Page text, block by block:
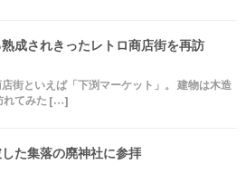
熟成されきったレトロ商店街を再訪
街といえば「下渕マーケット」。 建物は木造
れてみた […]
た集落の廃神社に参拝